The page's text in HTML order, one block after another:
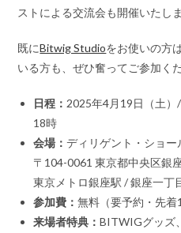
ストによる交流会も開催いたしま
既にBitwig Studioをお使いの方
いる方も、ぜひ奮ってご参加く
日程： 2025年4月19日（土）
18時
会場：ディリゲント・ショー
〒104-0061 東京都中央区銀
東京メトロ銀座駅 / 銀座一丁
参加費：無料（要予約・先着
来場者特典：BITWIGグッズ